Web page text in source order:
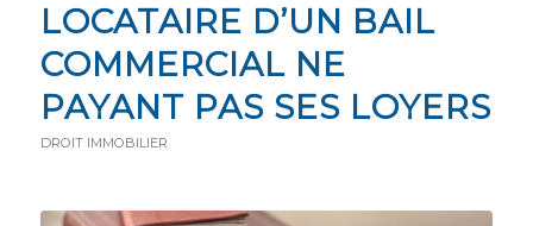
LOCATAIRE D’UN BAIL
COMMERCIAL NE
PAYANT PAS SES LOYERS
DROIT IMMOBILIER